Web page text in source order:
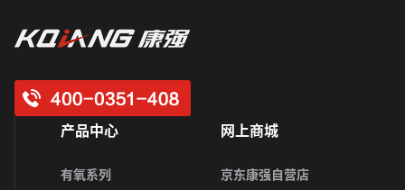
产品中心
有氧系列
网上商城
京东康强自营店